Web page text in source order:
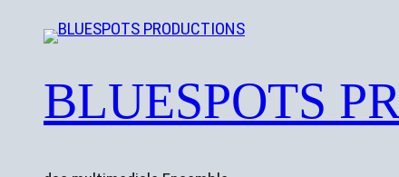
Inhalt
BLUESPOTS